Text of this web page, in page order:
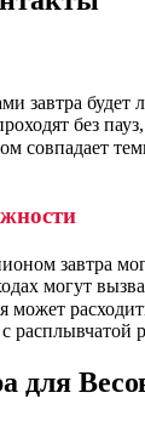
завтра будет
без
совпадает
завтра
могут
с расплывчатой
для